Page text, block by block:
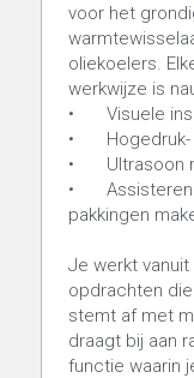
voor het
oliekoelers.
werkwijze is
•	Visuele
•
•
•	Assisteren bij onderhoud: demonteren,
pakkingen
Je werkt
opdrachten
stemt af met
draagt bij aan
functie waarin